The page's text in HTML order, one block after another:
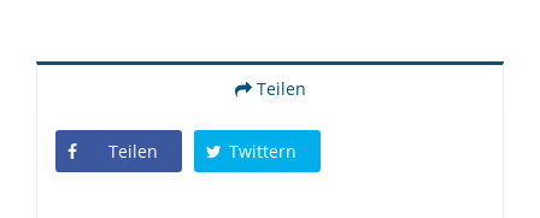
Teilen
Teilen Twittern